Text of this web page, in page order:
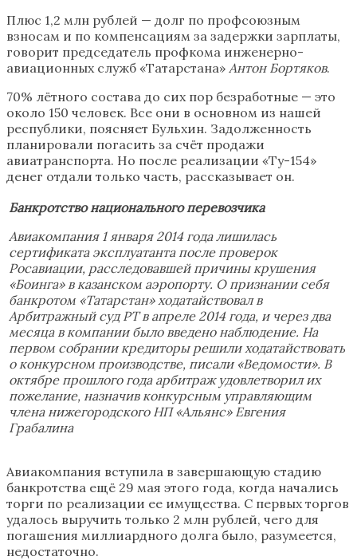
Плюс 1,2 млн рублей — долг по профсоюзным
взносам и по компенсациям за задержки зарплаты,
говорит председатель профкома инженерно-
авиационных служб «Татарстана» Антон Бортяков.
70% лётного состава до сих пор безработные — это
около 150 человек. Все они в основном из нашей
республики, поясняет Бульхин. Задолженность
планировали погасить за счёт продажи
авиатранспорта. Но после реализации «Ту-154»
денег отдали только часть, рассказывает он.
Банкротство национального перевозчика
Авиакомпания 1 января 2014 года лишилась
сертификата эксплуатанта после проверок
Росавиации, расследовавшей причины крушения
«Боинга» в казанском аэропорту. О признании себя
банкротом «Татарстан» ходатайствовал в
Арбитражный суд РТ в апреле 2014 года, и через два
месяца в компании было введено наблюдение. На
первом собрании кредиторы решили ходатайствовать
о конкурсном производстве, писали «Ведомости». В
октябре прошлого года арбитраж удовлетворил их
пожелание, назначив конкурсным управляющим
члена нижегородского НП «Альянс» Евгения
Грабалина
Авиакомпания вступила в завершающую стадию
банкротства ещё 29 мая этого года, когда начались
торги по реализации ее имущества. С первых торгов
удалось выручить только 2 млн рублей, чего для
погашения миллиардного долга было, разумеется,
недостаточно.